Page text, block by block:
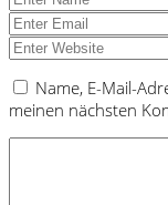
Name, E-Mail-
meinen nächsten